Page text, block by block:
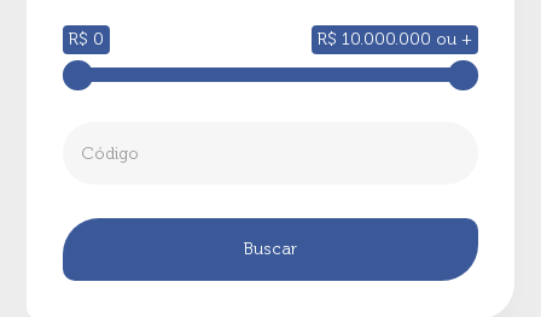
R$ 0 R$ 10.000.000 ou +